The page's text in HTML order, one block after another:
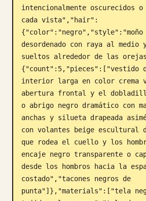
intencionalmente oscurecidos o
cada vista","hair":
{"color":"negro","style":"moño
desordenado con raya al medio y
sueltos alrededor de las
{"count":5,"pieces":["vestido
interior larga en color crema
abertura frontal y el
o abrigo negro dramático con
anchas y silueta drapeada
con volantes beige escultural
que rodea el cuello y los
encaje negro transparente o
desde los hombros hacia la
costado","tacones negros de
punta"]},"materials":["tela